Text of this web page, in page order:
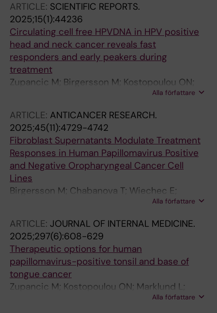
ARTICLE: SCIENTIFIC REPORTS.
2025;15(1):44236
Circulating cell free HPVDNA in HPV positive
head and neck cancer reveals fast
responders and early peakers during
treatment
Zupancic M; Birgersson M; Kostopoulou ON;
Marklund L; Bark R; Friesland S; Jylha C; Tham
Alla författare
ARTICLE: ANTICANCER RESEARCH.
2025;45(11):4729-4742
Fibroblast Supernatants Modulate Treatment
Responses in Human Papillomavirus Positive
and Negative Oropharyngeal Cancer Cell
Lines
Birgersson M; Chabanova T; Wiechec E;
Alla författare
ARTICLE: JOURNAL OF INTERNAL MEDICINE.
2025;297(6):608-629
Therapeutic options for human
papillomavirus-positive tonsil and base of
tongue cancer
Zupancic M; Kostopoulou ON; Marklund L;
Alla författare